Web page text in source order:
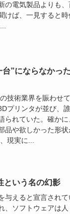
の電気製品よりも
けば、一見すると
”にならなかっ
技術業界を賑わせ
プリンタが並び、
られていた。確か
品や欲しかった形
現実に...
という名の幻影
与えると宣言され
、ソフトウェアは